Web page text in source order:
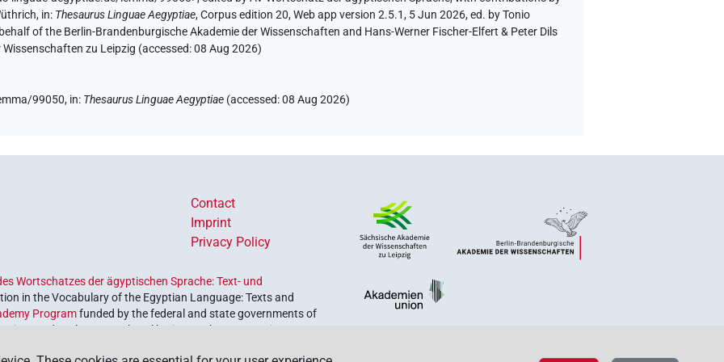
)
, in: Thesaurus Linguae Aegyptiae,Corpus edition 20, Web app version 2.5.1, 5 Jun 2026, ed. by Tonio
of the Berlin-Brandenburgische Akademie der Wissenschaften and Hans-Werner Fischer-Elfert & Peter Dils
zu Leipzig (accessed:08 Aug 2026)
99050, in: Thesaurus Linguae Aegyptiae (accessed:08 Aug 2026)
Contact
Imprint
Privacy Policy
Wortschatzes der ägyptischen Sprache: Text- und
in the Vocabulary of the Egyptian Language: Texts and
Programfunded by the federal and state governments of
and explore our cultural heritage. The program is